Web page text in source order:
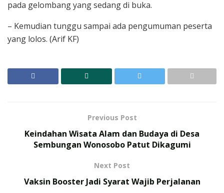
pada gelombang yang sedang di buka.
– Kemudian tunggu sampai ada pengumuman peserta
yang lolos. (Arif KF)
Previous Post
Keindahan Wisata Alam dan Budaya di Desa
Sembungan Wonosobo Patut Dikagumi
Next Post
Vaksin Booster Jadi Syarat Wajib Perjalanan